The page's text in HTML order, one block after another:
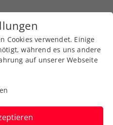
Cookies verwendet. Einige
während es uns andere
auf unserer Webseite